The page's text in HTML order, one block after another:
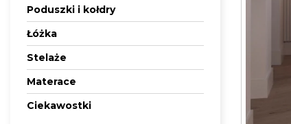
Poduszki i kołdry
Łóżka
Stelaże
Materace
Ciekawostki